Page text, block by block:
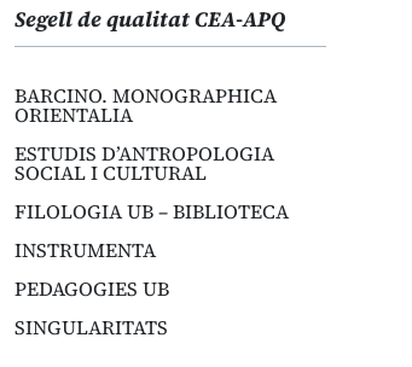
Segell de qualitat CEA-APQ
BARCINO. MONOGRAPHICA
ORIENTALIA
ESTUDIS D’ANTROPOLOGIA
SOCIAL I CULTURAL
FILOLOGIA UB – BIBLIOTECA
INSTRUMENTA
PEDAGOGIES UB
SINGULARITATS